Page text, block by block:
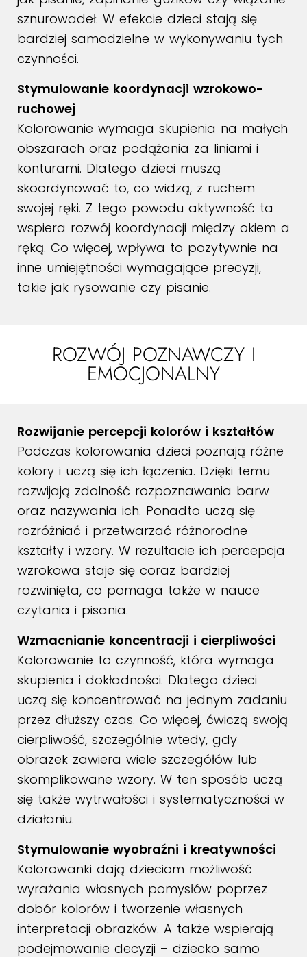
sznurowadeł. W efekcie dzieci stają się
bardziej samodzielne w wykonywaniu tych
czynności.
Stymulowanie koordynacji wzrokowo-
ruchowej
Kolorowanie wymaga skupienia na małych
obszarach oraz podążania za liniami i
konturami. Dlatego dzieci muszą
skoordynować to, co widzą, z ruchem
swojej ręki. Z tego powodu aktywność ta
wspiera rozwój koordynacji między okiem a
ręką. Co więcej, wpływa to pozytywnie na
inne umiejętności wymagające precyzji,
takie jak rysowanie czy pisanie.
ROZWÓJ POZNAWCZY I
EMOCJONALNY
Rozwijanie percepcji kolorów i kształtów
Podczas kolorowania dzieci poznają różne
kolory i uczą się ich łączenia. Dzięki temu
rozwijają zdolność rozpoznawania barw
oraz nazywania ich. Ponadto uczą się
rozróżniać i przetwarzać różnorodne
kształty i wzory. W rezultacie ich percepcja
wzrokowa staje się coraz bardziej
rozwinięta, co pomaga także w nauce
czytania i pisania.
Wzmacnianie koncentracji i cierpliwości
Kolorowanie to czynność, która wymaga
skupienia i dokładności. Dlatego dzieci
uczą się koncentrować na jednym zadaniu
przez dłuższy czas. Co więcej, ćwiczą swoją
cierpliwość, szczególnie wtedy, gdy
obrazek zawiera wiele szczegółów lub
skomplikowane wzory. W ten sposób uczą
się także wytrwałości i systematyczności w
działaniu.
Stymulowanie wyobraźni i kreatywności
Kolorowanki dają dzieciom możliwość
wyrażania własnych pomysłów poprzez
dobór kolorów i tworzenie własnych
interpretacji obrazków. A także wspierają
podejmowanie decyzji – dziecko samo